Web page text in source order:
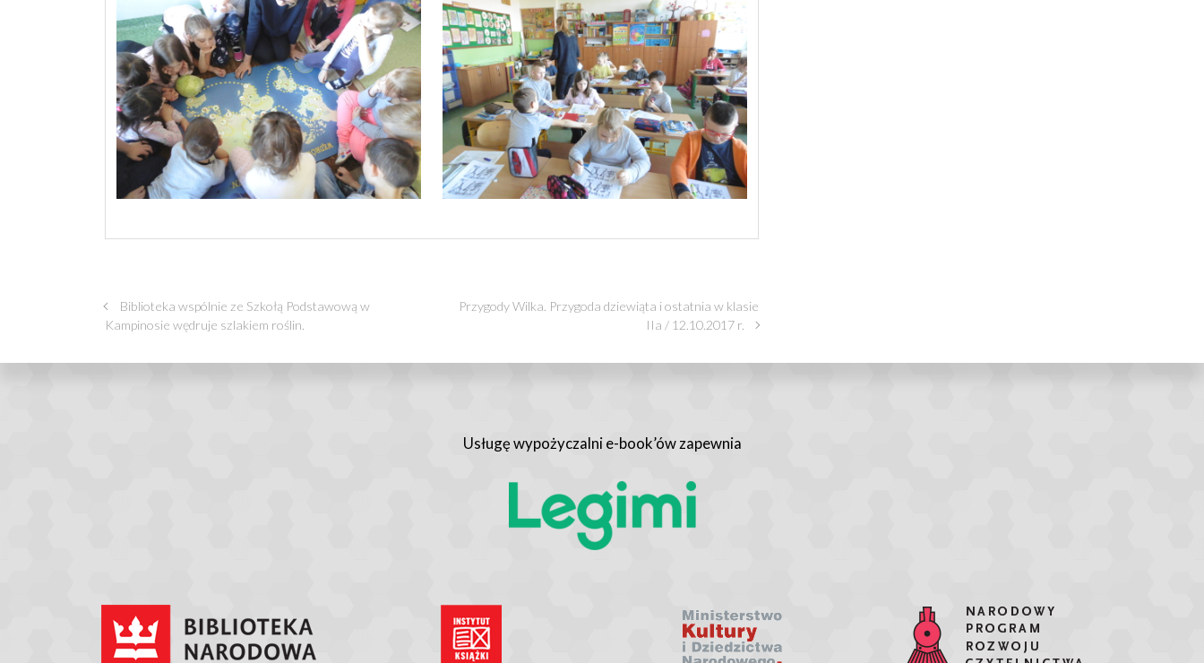
Biblioteka wspólnie ze Szkołą Podstawową w
Kampinosie wędruje szlakiem roślin.
Przygody Wilka. Przygoda dziewiąta i ostatnia w klasie
IIa / 12.10.2017 r.
Usługę wypożyczalni e-book’ów zapewnia